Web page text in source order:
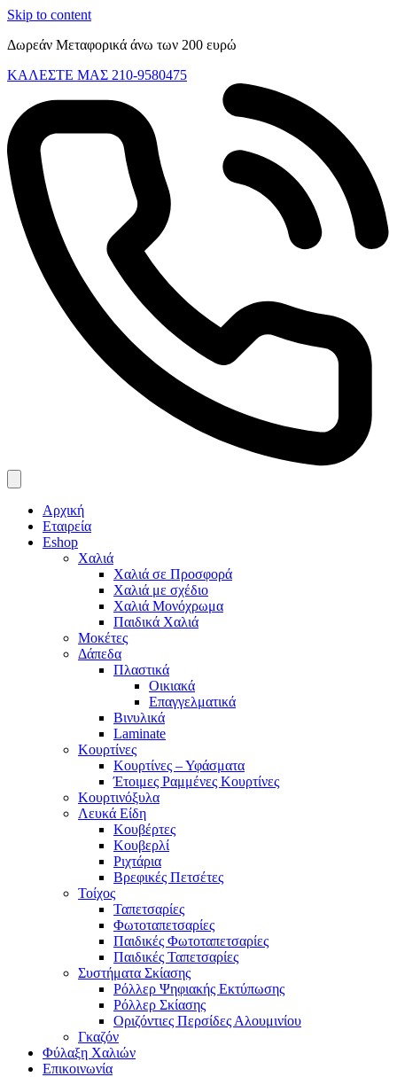
Skip to content
Δωρεάν Μεταφορικά άνω των 200 ευρώ
ΚΑΛΕΣΤΕ ΜΑΣ 210-9580475
Αρχική
Εταιρεία
Eshop
Χαλιά
Χαλιά σε Προσφορά
Χαλιά με σχέδιο
Χαλιά Μονόχρωμα
Παιδικά Χαλιά
Μοκέτες
Δάπεδα
Πλαστικά
Οικιακά
Επαγγελματικά
Βινυλικά
Laminate
Κουρτίνες
Κουρτίνες – Υφάσματα
Έτοιμες Ραμμένες Κουρτίνες
Κουρτινόξυλα
Λευκά Είδη
Κουβέρτες
Κουβερλί
Ριχτάρια
Βρεφικές Πετσέτες
Τοίχος
Ταπετσαρίες
Φωτοταπετσαρίες
Παιδικές Φωτοταπετσαρίες
Παιδικές Ταπετσαρίες
Συστήματα Σκίασης
Ρόλλερ Ψηφιακής Εκτύπωσης
Ρόλλερ Σκίασης
Οριζόντιες Περσίδες Αλουμινίου
Γκαζόν
Φύλαξη Χαλιών
Επικοινωνία